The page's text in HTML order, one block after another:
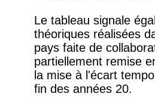
Le tableau signale
théoriques réalisées
pays faite de
partiellement remise
la mise à l'écart
fin des années 20.